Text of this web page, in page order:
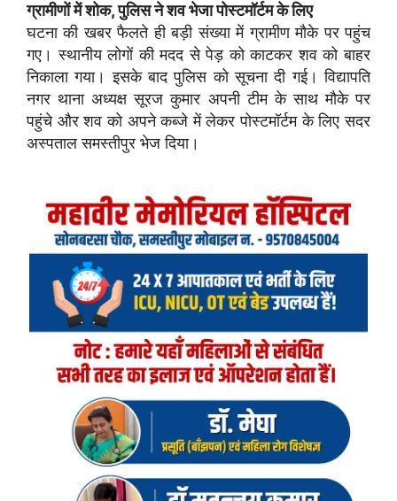
ग्रामीणों में शोक, पुलिस ने शव भेजा पोस्टमॉर्टम के लिए
घटना की खबर फैलते ही बड़ी संख्या में ग्रामीण मौके पर पहुंच
गए। स्थानीय लोगों की मदद से पेड़ को काटकर शव को बाहर
निकाला गया। इसके बाद पुलिस को सूचना दी गई। विद्यापति
नगर थाना अध्यक्ष सूरज कुमार अपनी टीम के साथ मौके पर
पहुंचे और शव को अपने कब्जे में लेकर पोस्टमॉर्टम के लिए सदर
अस्पताल समस्तीपुर भेज दिया।